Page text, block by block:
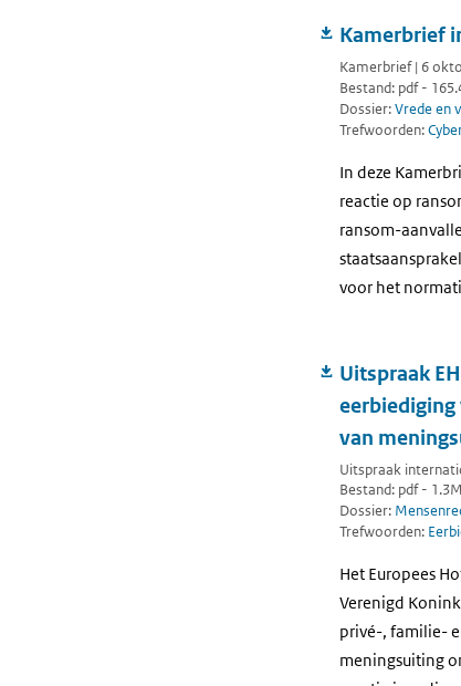
Kamerbrief
Kamerbrief | 6
Bestand: pdf -
Dossier:Vrede en
Trefwoorden:
In deze
reactie op
ransom-
voor het
Uitspraak
van
Uitspraak
Bestand: pdf -
Dossier:
Trefwoorden:
Het Europees
Verenigd
privé-, familie-
meningsuiting